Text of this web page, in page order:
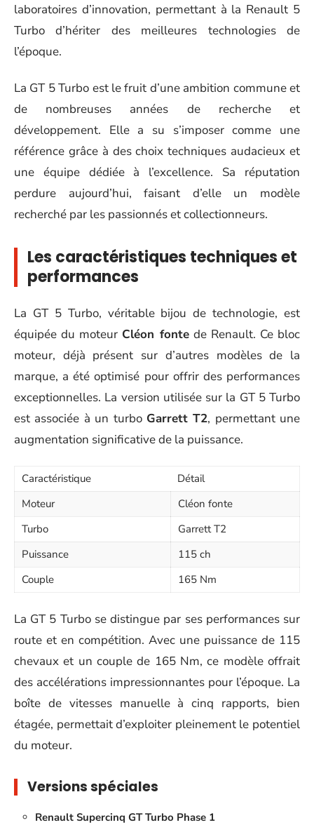
laboratoires d’innovation, permettant à la Renault 5
Turbo d’hériter des meilleures technologies de
l’époque.
La GT 5 Turbo est le fruit d’une ambition commune et
de nombreuses années de recherche et
développement. Elle a su s’imposer comme une
référence grâce à des choix techniques audacieux et
une équipe dédiée à l’excellence. Sa réputation
perdure aujourd’hui, faisant d’elle un modèle
recherché par les passionnés et collectionneurs.
Les caractéristiques techniques et
performances
La GT 5 Turbo, véritable bijou de technologie, est
équipée du moteur Cléon fontede Renault. Ce bloc
moteur, déjà présent sur d’autres modèles de la
marque, a été optimisé pour offrir des performances
exceptionnelles. La version utilisée sur la GT 5 Turbo
est associée à un turbo Garrett T2, permettant une
augmentation significative de la puissance.
Caractéristique
Détail
Moteur
Cléon fonte
Turbo
Garrett T2
Puissance
115 ch
Couple
165 Nm
La GT 5 Turbo se distingue par ses performances sur
route et en compétition. Avec une puissance de 115
chevaux et un couple de 165 Nm, ce modèle offrait
des accélérations impressionnantes pour l’époque. La
boîte de vitesses manuelle à cinq rapports, bien
étagée, permettait d’exploiter pleinement le potentiel
du moteur.
Versions spéciales
Renault Supercinq GT Turbo Phase 1